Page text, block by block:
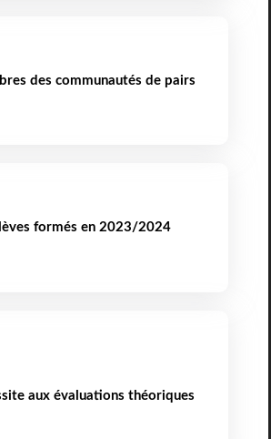
des communautés de pairs
formés en 2023/2024
aux évaluations théoriques